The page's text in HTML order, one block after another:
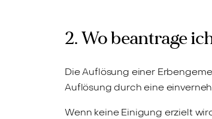
2. Wo beantrage
Die Auflösung einer
Auflösung durch eine
Wenn keine Einigung erzielt